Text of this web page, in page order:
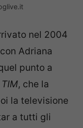
nel 2004
Adriana
punto a
TIM, che la
la televisione
a tutti gli